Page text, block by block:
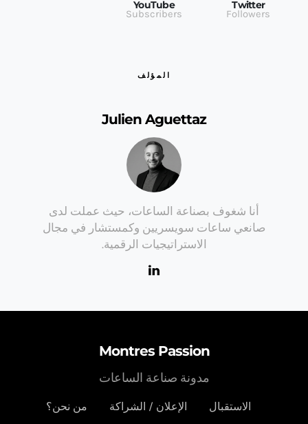
Twitter
Followers
YouTube
Subscribers
المؤلف
Julien Aguettaz
أنا شغوف بصناعة الساعات، حيث عملت لدى
صانعي ساعات سويسريين وكمستشار في مجال
الاستراتيجيات الرقمية.
Montres Passion
الاستقبال الإعلان / الشراكة من نحن؟
مدونة صناعة الساعات